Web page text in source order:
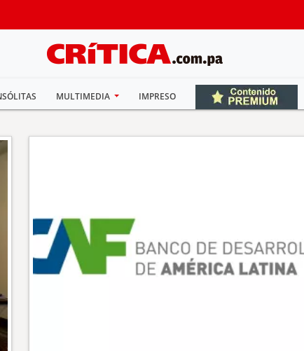
MULTIMEDIA IMPRESO